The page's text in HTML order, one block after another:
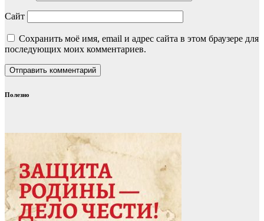
Сайт
Сохранить моё имя, email и адрес сайта в этом браузере для
последующих моих комментариев.
Полезно